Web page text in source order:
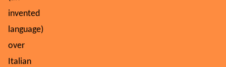
invented
language)
over
Italian